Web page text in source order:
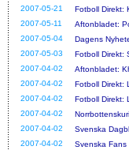
2007-05-21
Fotboll Direkt:
2007-05-11
Aftonbladet:
2007-05-04
Dagens
2007-05-03
Fotboll Direkt:
2007-04-02
Aftonbladet:
2007-04-02
Fotboll Direkt:
2007-04-02
Fotboll Direkt:
2007-04-02
2007-04-02
Svenska
2007-04-02
Svenska Fans